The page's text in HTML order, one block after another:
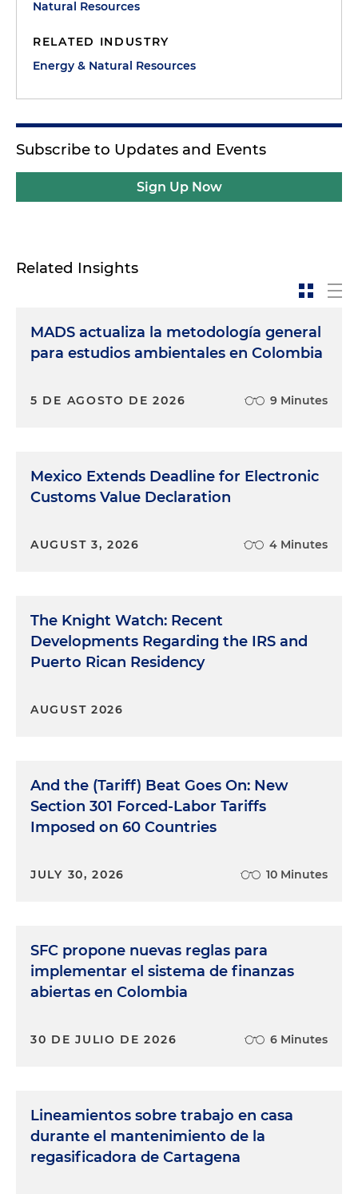
Natural Resources
RELATED INDUSTRY
Energy & Natural Resources
Subscribe to Updates and Events
Sign Up Now
Related Insights
MADS actualiza la metodología general
para estudios ambientales en Colombia
5 DE AGOSTO DE 2026 9 Minutes
Mexico Extends Deadline for Electronic
Customs Value Declaration
AUGUST 3, 2026 4 Minutes
The Knight Watch: Recent
Developments Regarding the IRS and
Puerto Rican Residency
AUGUST 2026
And the (Tariff) Beat Goes On: New
Section 301 Forced-Labor Tariffs
Imposed on 60 Countries
JULY 30, 2026 10 Minutes
SFC propone nuevas reglas para
implementar el sistema de finanzas
abiertas en Colombia
30 DE JULIO DE 2026 6 Minutes
Lineamientos sobre trabajo en casa
durante el mantenimiento de la
regasificadora de Cartagena